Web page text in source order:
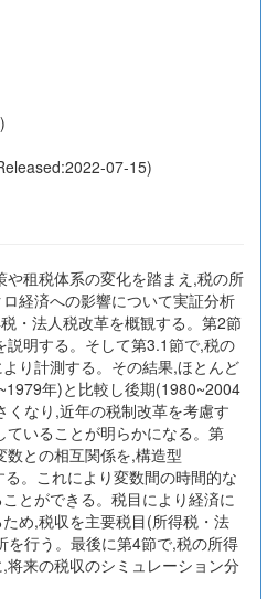
)
07-15)
租税体系の変化を踏まえ,税の所
経済への影響について実証分析
・法人税改革を概観する。第2節
説明する。そして第3.1節で,税の
り計測する。その結果,ほとんど
年)と比較し後期(1980~2004
くなり,近年の税制改革を考慮す
ていることが明らかになる。第
との相互関係を,構造型
。これにより変数間の時間的な
とができる。税目により経済に
め,税収を主要税目(所得税・法
を行う。最後に第4節で,税の所得
来の税収のシミュレーション分